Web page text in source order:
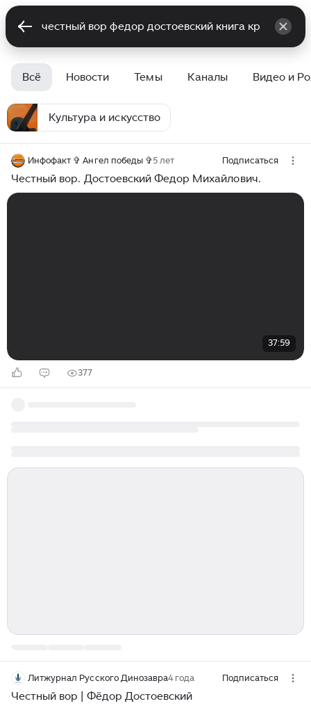
Всё Новости Темы Каналы Видео и
Культура и искусство
Инфофакт ✞ Ангел победы ✞ 5 лет Подписаться
Честный вор. Достоевский Федор Михайлович.
37:59
377
Литжурнал Русского Динозавра4 года Подписаться
Честный вор | Фёдор Достоевский